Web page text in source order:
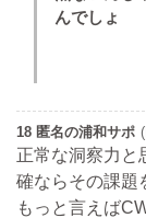
んでしょ
18 匿名の浦和サポ
正常な洞察力と
確ならその課題
もっと言えば